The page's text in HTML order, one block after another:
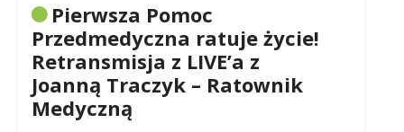
Pierwsza Pomoc
Przedmedyczna ratuje życie!
Retransmisja z LIVE’a z
Joanną Traczyk – Ratownik
Medyczną